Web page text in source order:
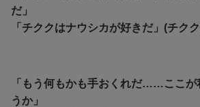
だ」
「チククはナウシカが好きだ」(チク
「もう何もかも手おくれだ……ここが
うか」